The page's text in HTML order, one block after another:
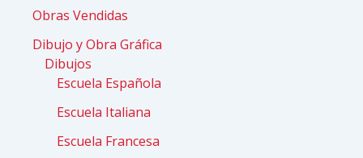
Obras Vendidas
Dibujo y Obra Gráfica
Dibujos
Escuela Española
Escuela Italiana
Escuela Francesa